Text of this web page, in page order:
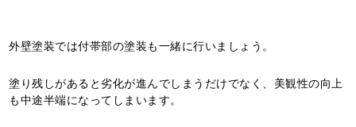
外壁塗装では付帯部の塗装も一緒に行いましょう。
塗り残しがあると劣化が進んでしまうだけでなく、美観性の向上
も中途半端になってしまいます。